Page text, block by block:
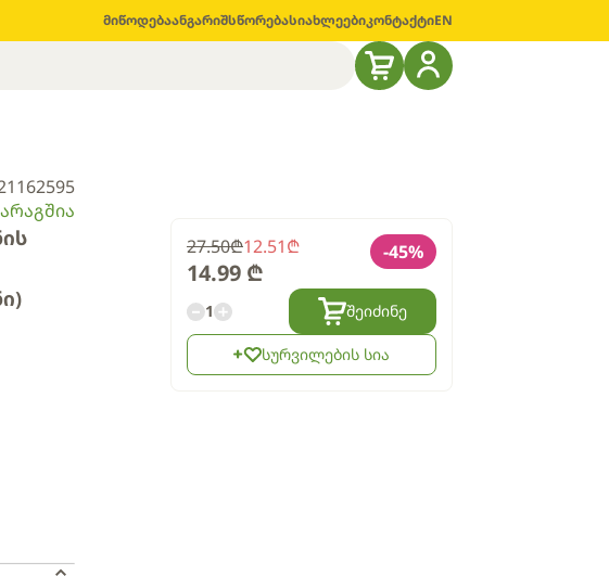
მიწოდებაანგარიშსწორებასიახლეებიკონტაქტიEN
27.50₾12.51₾
14.99₾
-45%
1 შეიძინე
სურვილების სია